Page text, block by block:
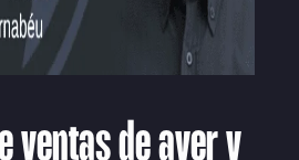
ventas de ayer y